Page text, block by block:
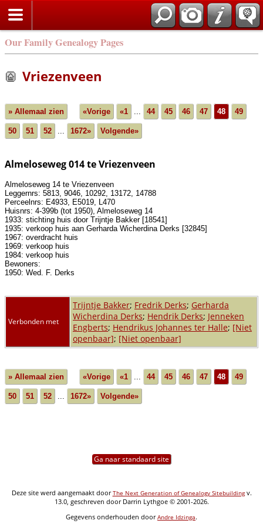
Our Family Genealogy Pages
Vriezenveen
» Allemaal zien «Vorige «1 ... 44 45 46 47 48 49
50 51 52 ... 1672» Volgende»
Almeloseweg 014 te Vriezenveen
Almeloseweg 14 te Vriezenveen
Leggernrs: 5813, 9046, 10292, 13172, 14788
Perceelnrs: E4933, E5019, L470
Huisnrs: 4-399b (tot 1950), Almeloseweg 14
1933: stichting huis door Trijntje Bakker [18541]
1935: verkoop huis aan Gerharda Wicherdina Derks [32845]
1967: overdracht huis
1969: verkoop huis
1984: verkoop huis
Bewoners:
1950: Wed. F. Derks
Verbonden met
Trijntje Bakker; Fredrik Derks; Gerharda
Wicherdina Derks; Hendrik Derks; Jenneken
Engberts; Hendrikus Johannes ter Halle; [Niet
openbaar]; [Niet openbaar]
» Allemaal zien «Vorige «1 ... 44 45 46 47 48 49
50 51 52 ... 1672» Volgende»
Ga naar standaard site
Deze site werd aangemaakt doorThe Next Generation of Genealogy Sitebuildingv.
13.0, geschreven door Darrin Lythgoe © 2001-2026.
Gegevens onderhouden doorAndre Idzinga.